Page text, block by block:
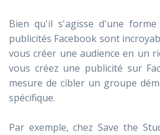
Bien qu'il s'agisse d'une
publicités Facebook sont
vous créer une audience en un
vous créez une publicité sur
mesure de cibler un groupe
spécifique.
Par exemple, chez Save the